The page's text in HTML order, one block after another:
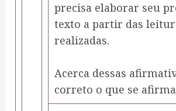
precisa elaborar seu
texto a partir das
realizadas.
Acerca dessas
correto o que se